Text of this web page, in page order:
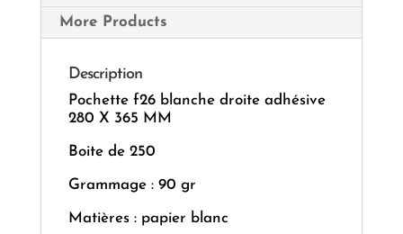
More Products
Description
Pochette f26 blanche droite adhésive
280 X 365 MM
Boite de 250
Grammage : 90 gr
Matières : papier blanc